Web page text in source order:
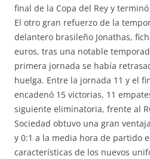
final de la Copa del Rey y
El otro gran refuerzo de la
delantero brasileño Jonathas,
euros, tras una notable
primera jornada se había
huelga. Entre la jornada 11 y el
encadenó 15 victorias, 11
siguiente eliminatoria, frente al
Sociedad obtuvo una gran
y 0:1 a la media hora de partido
características de los nuevos